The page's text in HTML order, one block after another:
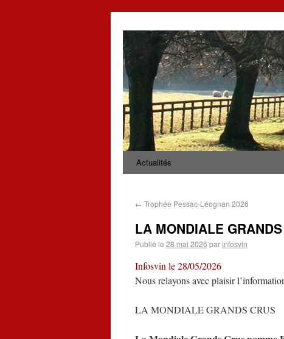
Actualités
← Trophée Pessac-Léognan 2026
LA MONDIALE
Publié le 28 mai 2026 parinfosvin
Infosvin le 28/05/2026
Nous relayons avec plaisir
LA MONDIALE GRANDS CRUS